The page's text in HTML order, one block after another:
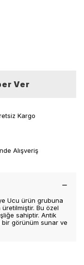
Ver
Kargo
Alışveriş
Ucu ürün grubuna
Bu özel
sahiptir. Antik
bir görünüm sunar ve